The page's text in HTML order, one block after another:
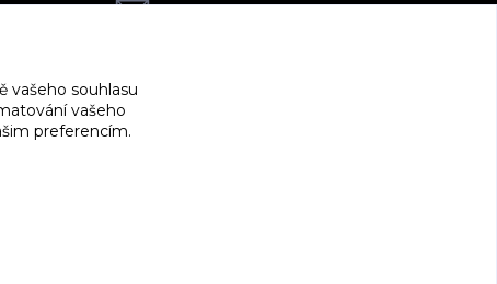
dorashopp@seznam.cz
vašeho souhlasu
vašeho
preferencím.